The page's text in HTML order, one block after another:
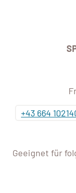
+43 664
Geeignet für